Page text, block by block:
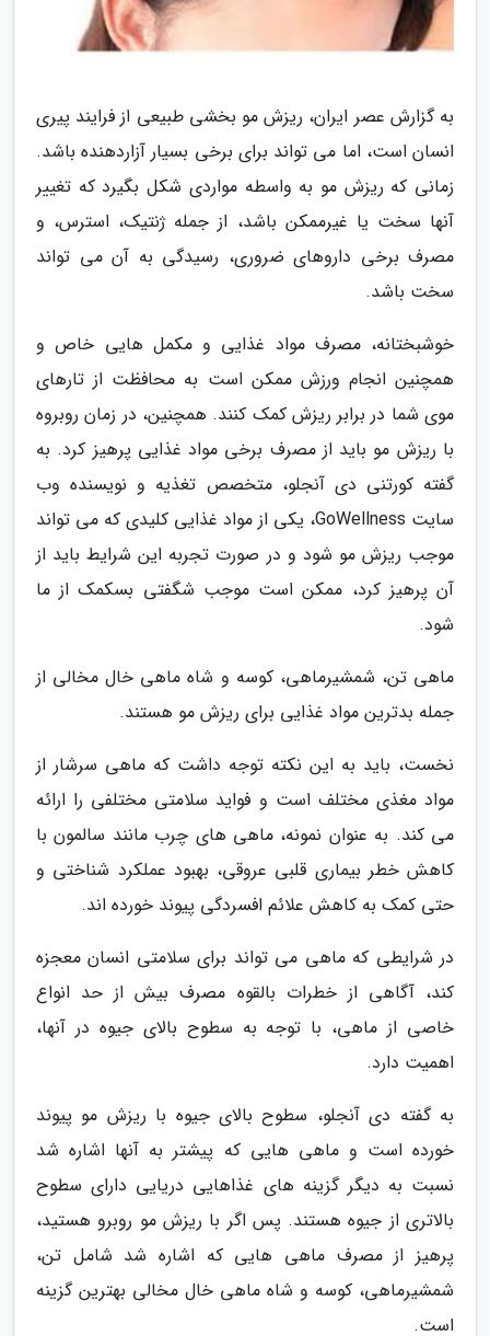
به گزارش عصر ایران، ریزش مو بخشی طبیعی از فرایند پیری
انسان است، اما می تواند برای برخی بسیار آزاردهنده باشد.
زمانی که ریزش مو به واسطه مواردی شکل بگیرد که تغییر
آنها سخت یا غیرممکن باشد، از جمله ژنتیک، استرس، و
مصرف برخی داروهای ضروری، رسیدگی به آن می تواند
سخت باشد.
خوشبختانه، مصرف مواد غذایی و مکمل هایی خاص و
همچنین انجام ورزش ممکن است به محافظت از تارهای
موی شما در برابر ریزش کمک کنند. همچنین، در زمان روبروه
با ریزش مو باید از مصرف برخی مواد غذایی پرهیز کرد. به
گفته کورتنی دی آنجلو، متخصص تغذیه و نویسنده وب
سایت GoWellness، یکی از مواد غذایی کلیدی که می تواند
موجب ریزش مو شود و در صورت تجربه این شرایط باید از
آن پرهیز کرد، ممکن است موجب شگفتی بسکمک از ما
شود.
ماهی تن، شمشیرماهی، کوسه و شاه ماهی خال مخالی از
جمله بدترین مواد غذایی برای ریزش مو هستند.
نخست، باید به این نکته توجه داشت که ماهی سرشار از
مواد مغذی مختلف است و فواید سلامتی مختلفی را ارائه
می کند. به عنوان نمونه، ماهی های چرب مانند سالمون با
کاهش خطر بیماری قلبی عروقی، بهبود عملکرد شناختی و
حتی کمک به کاهش علائم افسردگی پیوند خورده اند.
در شرایطی که ماهی می تواند برای سلامتی انسان معجزه
کند، آگاهی از خطرات بالقوه مصرف بیش از حد انواع
خاصی از ماهی، با توجه به سطوح بالای جیوه در آنها،
اهمیت دارد.
به گفته دی آنجلو، سطوح بالای جیوه با ریزش مو پیوند
خورده است و ماهی هایی که پیشتر به آنها اشاره شد
نسبت به دیگر گزینه های غذاهایی دریایی دارای سطوح
بالاتری از جیوه هستند. پس اگر با ریزش مو روبرو هستید،
پرهیز از مصرف ماهی هایی که اشاره شد شامل تن،
شمشیرماهی، کوسه و شاه ماهی خال مخالی بهترین گزینه
است.